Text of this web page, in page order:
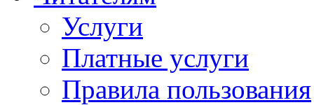
Услуги
Платные услуги
Правила пользования